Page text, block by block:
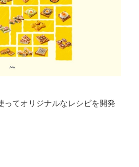
ってオリジナルなレシピを開発